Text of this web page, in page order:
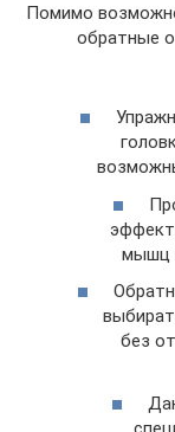
Помимо
обратные
мышц
без